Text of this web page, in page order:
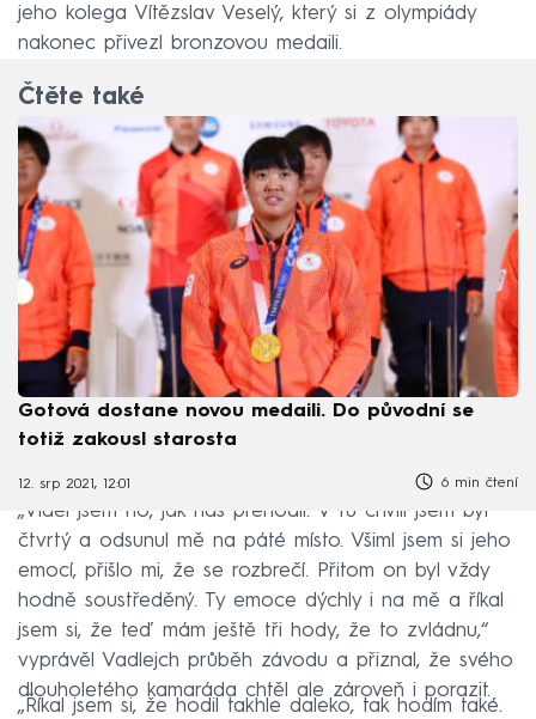
jeho kolega Vítězslav Veselý, který si z olympiády
nakonec přivezl bronzovou medaili.
Čtěte také
Gotová dostane novou medaili. Do původní se
totiž zakousl starosta
12. srp 2021, 12:01 6 min čtení
„Viděl jsem ho, jak nás přehodil. V tu chvíli jsem byl
čtvrtý a odsunul mě na páté místo. Všiml jsem si jeho
emocí, přišlo mi, že se rozbrečí. Přitom on byl vždy
hodně soustředěný. Ty emoce dýchly i na mě a říkal
jsem si, že teď mám ještě tři hody, že to zvládnu,“
vyprávěl Vadlejch průběh závodu a přiznal, že svého
dlouholetého kamaráda chtěl ale zároveň i porazit.
„Říkal jsem si, že hodil takhle daleko, tak hodím také.